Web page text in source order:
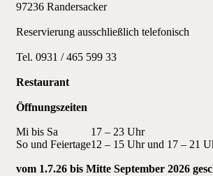
97236 Randersacker
Reservierung ausschließlich telefonisch
Tel. 0931 / 465 599 33
Restaurant
Öffnungszeiten
Mi bis Sa
17 – 23 Uhr
So und Feiertage12 – 15 Uhr und 17 – 21
vom 1.7.26 bis Mitte September 2026